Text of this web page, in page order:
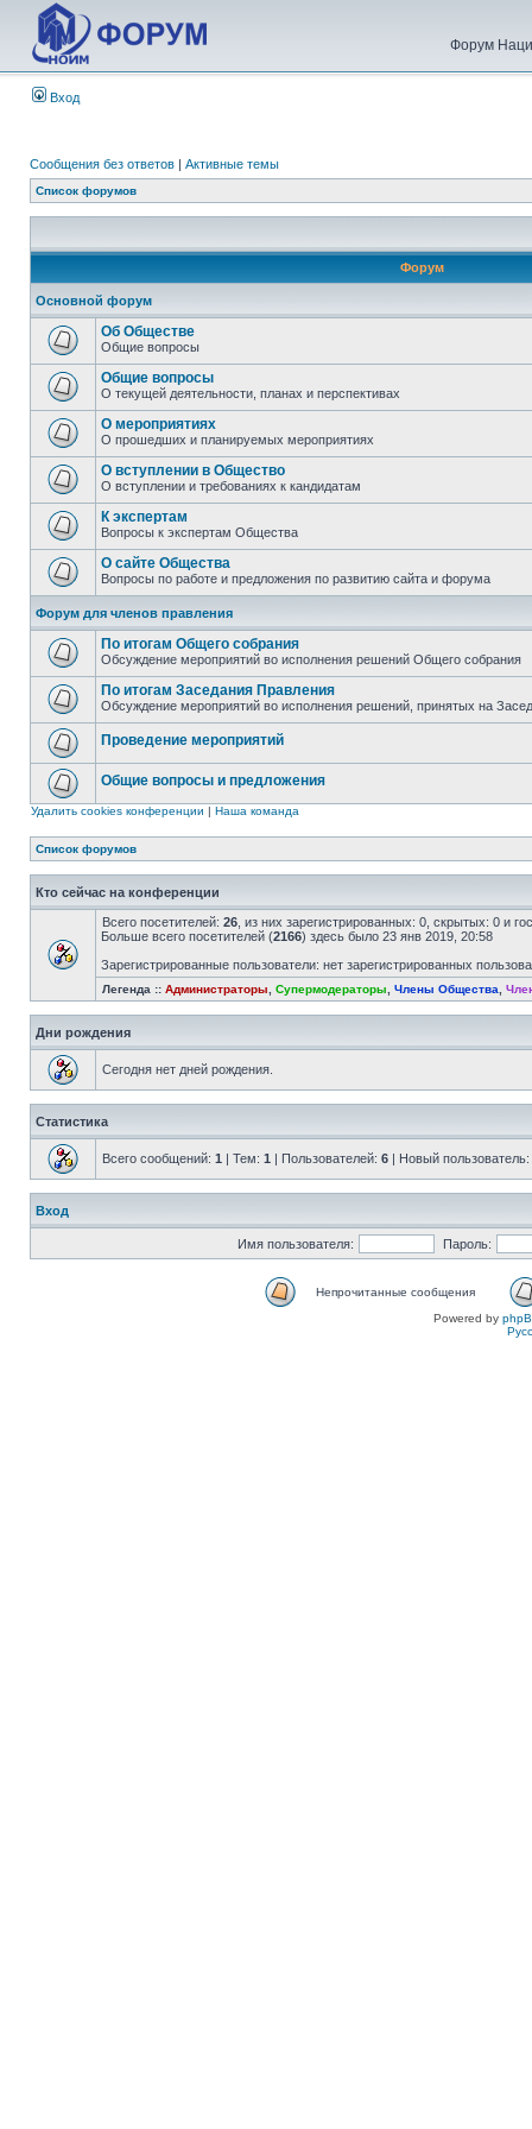
Форум
Вход
Сообщения без ответов | Активные темы
Список форумов
Форум
Основной форум
Об Обществе
Общие вопросы
Общие вопросы
О текущей деятельности, планах и перспективах
О мероприятиях
О прошедших и планируемых мероприятиях
О вступлении в Общество
О вступлении и требованиях к кандидатам
К экспертам
Вопросы к экспертам Общества
О сайте Общества
Вопросы по работе и предложения по развитию сайта и форума
Форум для членов правления
По итогам Общего собрания
Обсуждение мероприятий во исполнения решений Общего собрания
По итогам Заседания Правления
Обсуждение мероприятий во исполнения решений, принятых на
Проведение мероприятий
Общие вопросы и предложения
Удалить cookies конференции | Наша команда
Список форумов
Кто сейчас на конференции
Всего посетителей: 26 , из них зарегистрированных: 0, скрытых: 0 и
Больше всего посетителей (2166) здесь было 23 янв 2019, 20:58
Зарегистрированные пользователи: нет зарегистрированных
Легенда :: Администраторы Супермодераторы Члены Общества
Дни рождения
Сегодня нет дней рождения.
Статистика
Всего сообщений: 1 | Тем: 1 | Пользователей: 6 | Новый пользователь:
Вход
Имя пользователя: Пароль:
Непрочитанные сообщения
Powered by